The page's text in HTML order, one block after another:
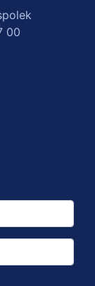
00